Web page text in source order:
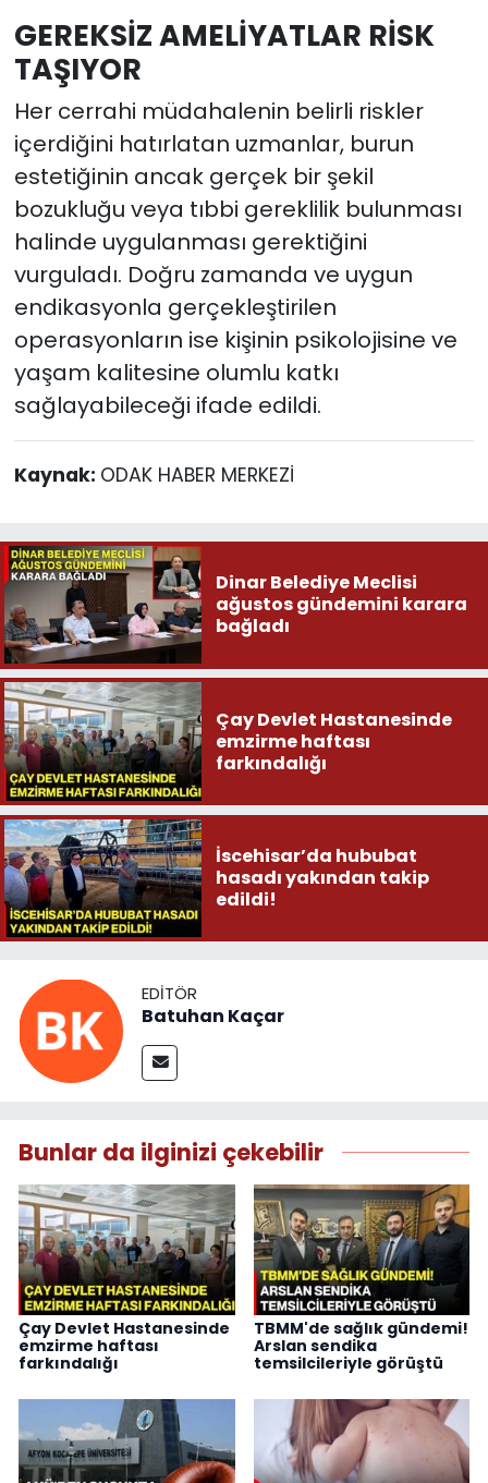
GEREKSİZ AMELİYATLAR RİSK
TAŞIYOR
Her cerrahi müdahalenin belirli riskler
içerdiğini hatırlatan uzmanlar, burun
estetiğinin ancak gerçek bir şekil
bozukluğu veya tıbbi gereklilik bulunması
halinde uygulanması gerektiğini
vurguladı. Doğru zamanda ve uygun
endikasyonla gerçekleştirilen
operasyonların ise kişinin psikolojisine ve
yaşam kalitesine olumlu katkı
sağlayabileceği ifade edildi.
Kaynak: ODAK HABER MERKEZİ
Dinar Belediye Meclisi
ağustos gündemini karara
bağladı
Çay Devlet Hastanesinde
emzirme haftası
farkındalığı
İscehisar’da hububat
hasadı yakından takip
edildi!
EDITÖR
Batuhan Kaçar
Bunlar da ilginizi çekebilir
Çay Devlet Hastanesinde
emzirme haftası
farkındalığı
TBMM'de sağlık gündemi!
Arslan sendika
temsilcileriyle görüştü